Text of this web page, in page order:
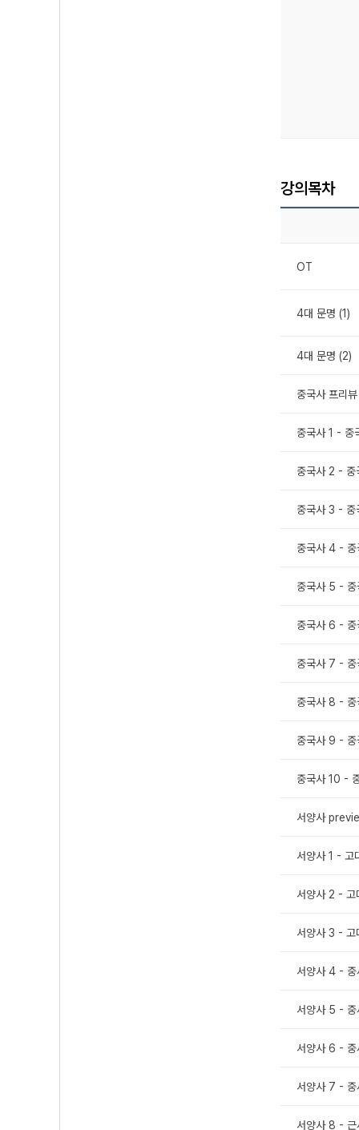
강의목차
OT
4대 문명 (1)
4대 문명 (2)
중국사 프리뷰
중국사 1 - 중
중국사 2 - 중
중국사 3 - 중
중국사 4 - 중
중국사 5 - 중
중국사 6 - 중
중국사 7 - 중
중국사 8 - 중
중국사 9 - 중
중국사 10 -
서양사
서양사 1 - 고
서양사 2 - 고
서양사 3 -
서양사 4 - 중
서양사 5 - 중
서양사 6 - 중
서양사 7 - 중
서양사 8 - 근